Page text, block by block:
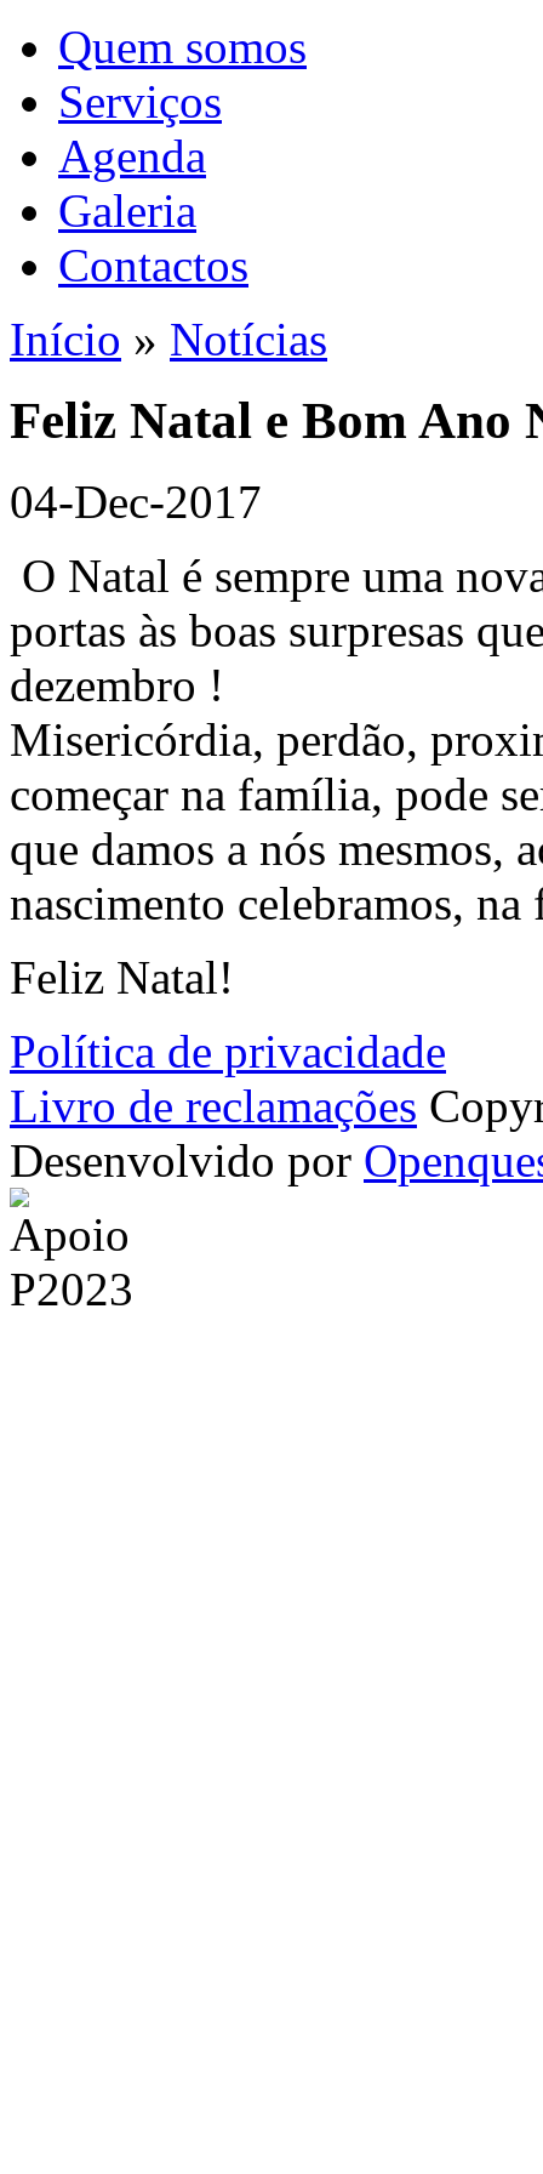
Quem somos
Serviços
Agenda
Galeria
Contactos
Início » Notícias
Feliz Natal e Bom Ano
04-Dec-2017
O Natal é sempre uma
portas às boas surpresas
dezembro !
Misericórdia, perdão,
começar na família, pode
que damos a nós mesmos,
nascimento celebramos, na
Feliz Natal!
Política de privacidade
Livro de reclamações
Desenvolvido por